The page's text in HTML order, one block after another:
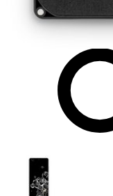
Kompatibilität